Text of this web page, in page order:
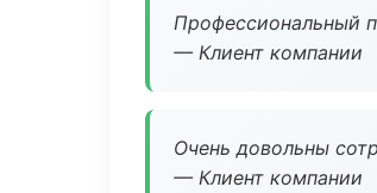
Профессиональный
— Клиент компании
Очень довольны
— Клиент компании